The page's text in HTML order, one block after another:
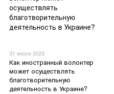
31 июля 2023
Как иностранный волонтер
может осуществлять
благотворительную
деятельность в Украине?